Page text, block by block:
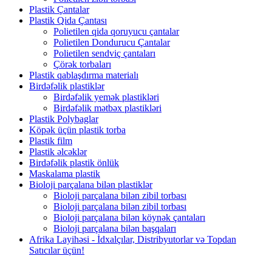
Plastik Çantalar
Plastik Qida Çantası
Polietilen qida qoruyucu çantalar
Polietilen Dondurucu Çantalar
Polietilen sendviç çantaları
Çörək torbaları
Plastik qablaşdırma materialı
Birdəfəlik plastiklər
Birdəfəlik yemək plastikləri
Birdəfəlik mətbəx plastikləri
Plastik Polybaglar
Köpək üçün plastik torba
Plastik film
Plastik əlcəklər
Birdəfəlik plastik önlük
Maskalama plastik
Bioloji parçalana bilən plastiklər
Bioloji parçalana bilən zibil torbası
Bioloji parçalana bilən zibil torbası
Bioloji parçalana bilən köynək çantaları
Bioloji parçalana bilən başqaları
Afrika Layihəsi - İdxalçılar, Distribyutorlar və Topdan
Satıcılar üçün!